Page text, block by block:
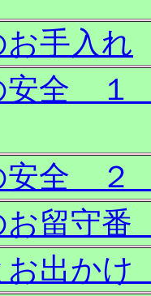
手入れ
全 １
全 ２
留守番
出かけ